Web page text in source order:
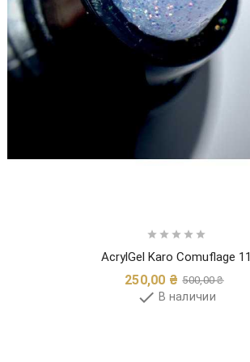
    
AcrylGel Karo Comuflage 11
250,00 ₴ 500,00 ₴
 В наличии